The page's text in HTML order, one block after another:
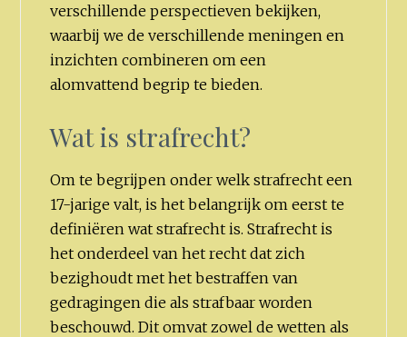
verschillende perspectieven bekijken,
waarbij we de verschillende meningen en
inzichten combineren om een
alomvattend begrip te bieden.
Wat is strafrecht?
Om te begrijpen onder welk strafrecht een
17-jarige valt, is het belangrijk om eerst te
definiëren wat strafrecht is. Strafrecht is
het onderdeel van het recht dat zich
bezighoudt met het bestraffen van
gedragingen die als strafbaar worden
beschouwd. Dit omvat zowel de wetten als